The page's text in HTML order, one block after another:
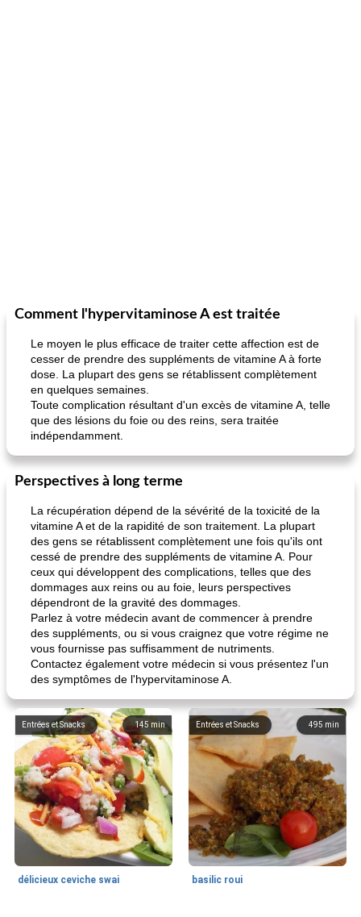
Comment l'hypervitaminose A est traitée
Le moyen le plus efficace de traiter cette affection est de
cesser de prendre des suppléments de vitamine A à forte
dose. La plupart des gens se rétablissent complètement
en quelques semaines.
Toute complication résultant d'un excès de vitamine A, telle
que des lésions du foie ou des reins, sera traitée
indépendamment.
Perspectives à long terme
La récupération dépend de la sévérité de la toxicité de la
vitamine A et de la rapidité de son traitement. La plupart
des gens se rétablissent complètement une fois qu'ils ont
cessé de prendre des suppléments de vitamine A. Pour
ceux qui développent des complications, telles que des
dommages aux reins ou au foie, leurs perspectives
dépendront de la gravité des dommages.
Parlez à votre médecin avant de commencer à prendre
des suppléments, ou si vous craignez que votre régime ne
vous fournisse pas suffisamment de nutriments.
Contactez également votre médecin si vous présentez l'un
des symptômes de l'hypervitaminose A.
145 min
Entrées et Snacks
délicieux ceviche swai
495 min
Entrées et Snacks
basilic roui